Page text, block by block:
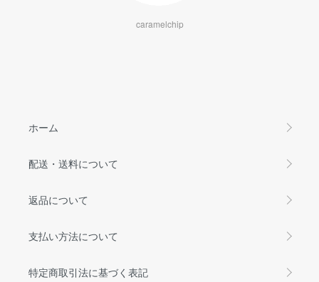
caramelchip
ホーム
配送・送料について
返品について
支払い方法について
特定商取引法に基づく表記